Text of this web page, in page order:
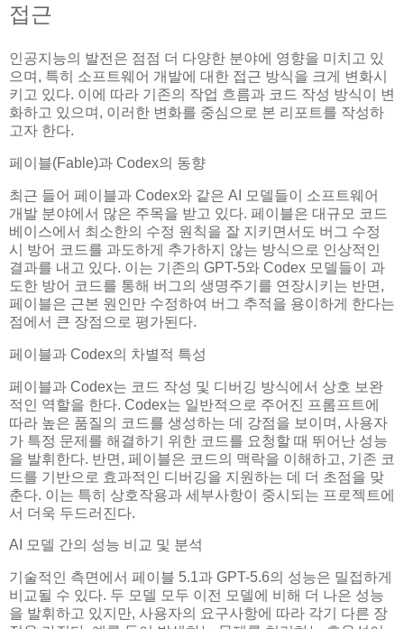
접근
인공지능의 발전은 점점 더 다양한 분야에 영향을 미치고 있
으며, 특히 소프트웨어 개발에 대한 접근 방식을 크게 변화시
키고 있다. 이에 따라 기존의 작업 흐름과 코드 작성 방식이 변
화하고 있으며, 이러한 변화를 중심으로 본 리포트를 작성하
고자 한다.
페이블(Fable)과 Codex의 동향
최근 들어 페이블과 Codex와 같은 AI 모델들이 소프트웨어
개발 분야에서 많은 주목을 받고 있다. 페이블은 대규모 코드
베이스에서 최소한의 수정 원칙을 잘 지키면서도 버그 수정
시 방어 코드를 과도하게 추가하지 않는 방식으로 인상적인
결과를 내고 있다. 이는 기존의 GPT-5와 Codex 모델들이 과
도한 방어 코드를 통해 버그의 생명주기를 연장시키는 반면,
페이블은 근본 원인만 수정하여 버그 추적을 용이하게 한다는
점에서 큰 장점으로 평가된다.
페이블과 Codex의 차별적 특성
페이블과 Codex는 코드 작성 및 디버깅 방식에서 상호 보완
적인 역할을 한다. Codex는 일반적으로 주어진 프롬프트에
따라 높은 품질의 코드를 생성하는 데 강점을 보이며, 사용자
가 특정 문제를 해결하기 위한 코드를 요청할 때 뛰어난 성능
을 발휘한다. 반면, 페이블은 코드의 맥락을 이해하고, 기존 코
드를 기반으로 효과적인 디버깅을 지원하는 데 더 초점을 맞
춘다. 이는 특히 상호작용과 세부사항이 중시되는 프로젝트에
서 더욱 두드러진다.
AI 모델 간의 성능 비교 및 분석
기술적인 측면에서 페이블 5.1과 GPT-5.6의 성능은 밀접하게
비교될 수 있다. 두 모델 모두 이전 모델에 비해 더 나은 성능
을 발휘하고 있지만, 사용자의 요구사항에 따라 각기 다른 장